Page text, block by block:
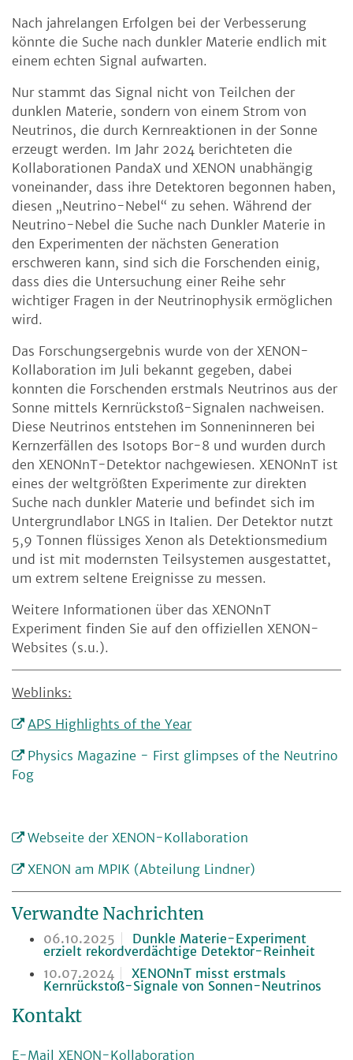
Nach jahrelangen Erfolgen bei der Verbesserung
könnte die Suche nach dunkler Materie endlich mit
einem echten Signal aufwarten.
Nur stammt das Signal nicht von Teilchen der
dunklen Materie, sondern von einem Strom von
Neutrinos, die durch Kernreaktionen in der Sonne
erzeugt werden. Im Jahr 2024 berichteten die
Kollaborationen PandaX und XENON unabhängig
voneinander, dass ihre Detektoren begonnen haben,
diesen „Neutrino-Nebel“ zu sehen. Während der
Neutrino-Nebel die Suche nach Dunkler Materie in
den Experimenten der nächsten Generation
erschweren kann, sind sich die Forschenden einig,
dass dies die Untersuchung einer Reihe sehr
wichtiger Fragen in der Neutrinophysik ermöglichen
wird.
Das Forschungsergebnis wurde von der XENON-
Kollaboration im Juli bekannt gegeben, dabei
konnten die Forschenden erstmals Neutrinos aus der
Sonne mittels Kernrückstoß-Signalen nachweisen.
Diese Neutrinos entstehen im Sonneninneren bei
Kernzerfällen des Isotops Bor-8 und wurden durch
den XENONnT-Detektor nachgewiesen. XENONnT ist
eines der weltgrößten Experimente zur direkten
Suche nach dunkler Materie und befindet sich im
Untergrundlabor LNGS in Italien. Der Detektor nutzt
5,9 Tonnen flüssiges Xenon als Detektionsmedium
und ist mit modernsten Teilsystemen ausgestattet,
um extrem seltene Ereignisse zu messen.
Weitere Informationen über das XENONnT
Experiment finden Sie auf den offiziellen XENON-
Websites (s.u.).
Weblinks:
APS Highlights of the Year
Physics Magazine - First glimpses of the Neutrino
Fog
Webseite der XENON-Kollaboration
XENON am MPIK (Abteilung Lindner)
Verwandte Nachrichten
06.10.2025
Dunkle Materie-Experiment
erzielt rekordverdächtige Detektor-Reinheit
10.07.2024
XENONnT misst erstmals
Kernrückstoß-Signale von Sonnen-Neutrinos
Kontakt
E-Mail XENON-Kollaboration